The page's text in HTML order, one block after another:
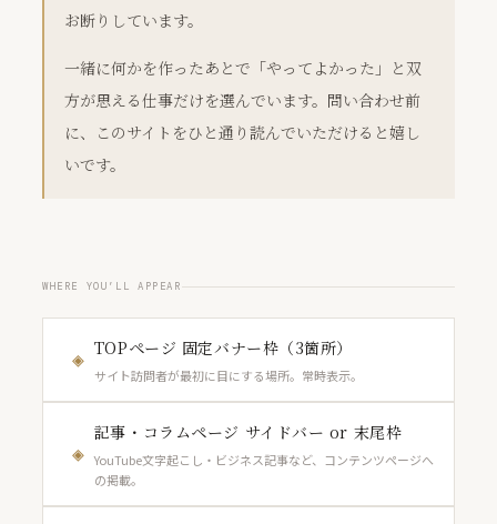
お断りしています。
一緒に何かを作ったあとで「やってよかった」と双
方が思える仕事だけを選んでいます。問い合わせ前
に、このサイトをひと通り読んでいただけると嬉し
いです。
WHERE YOU’LL APPEAR
◈ TOPページ 固定バナー枠（3箇所）
サイト訪問者が最初に目にする場所。常時表示。
◈
記事・コラムページ サイドバー or 末尾枠
YouTube文字起こし・ビジネス記事など、コンテンツページへ
の掲載。